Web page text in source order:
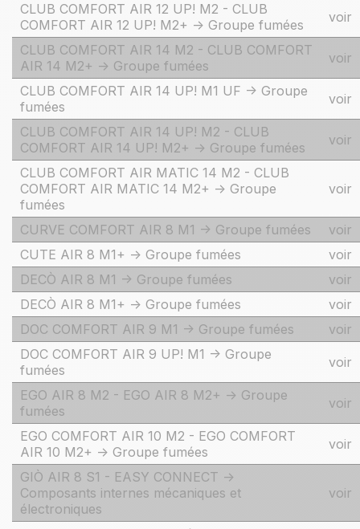
CLUB COMFORT AIR 12 UP! M2 - CLUB
COMFORT AIR 12 UP! M2+ -> Groupe fumées
voir
CLUB COMFORT AIR 14 M2 - CLUB COMFORT
AIR 14 M2+ -> Groupe fumées
voir
CLUB COMFORT AIR 14 UP! M1 UF -> Groupe
fumées
voir
CLUB COMFORT AIR 14 UP! M2 - CLUB
COMFORT AIR 14 UP! M2+ -> Groupe fumées
voir
CLUB COMFORT AIR MATIC 14 M2 - CLUB
COMFORT AIR MATIC 14 M2+ -> Groupe
fumées
voir
CURVE COMFORT AIR 8 M1 -> Groupe fumées
voir
CUTE AIR 8 M1+ -> Groupe fumées
voir
DECÒ AIR 8 M1 -> Groupe fumées
voir
DECÒ AIR 8 M1+ -> Groupe fumées
voir
DOC COMFORT AIR 9 M1 -> Groupe fumées
voir
DOC COMFORT AIR 9 UP! M1 -> Groupe
fumées
voir
EGO AIR 8 M2 - EGO AIR 8 M2+ -> Groupe
fumées
voir
EGO COMFORT AIR 10 M2 - EGO COMFORT
AIR 10 M2+ -> Groupe fumées
voir
GIÒ AIR 8 S1 - EASY CONNECT ->
Composants internes mécaniques et
électroniques
voir